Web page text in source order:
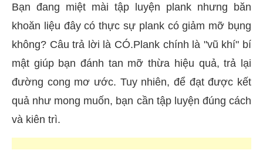
Bạn đang miệt mài tập luyện plank nhưng băn
khoăn liệu đây có thực sự plank có giảm mỡ bụng
không? Câu trả lời là CÓ.Plank chính là "vũ khí" bí
mật giúp bạn đánh tan mỡ thừa hiệu quả, trả lại
đường cong mơ ước. Tuy nhiên, để đạt được kết
quả như mong muốn, bạn cần tập luyện đúng cách
và kiên trì.